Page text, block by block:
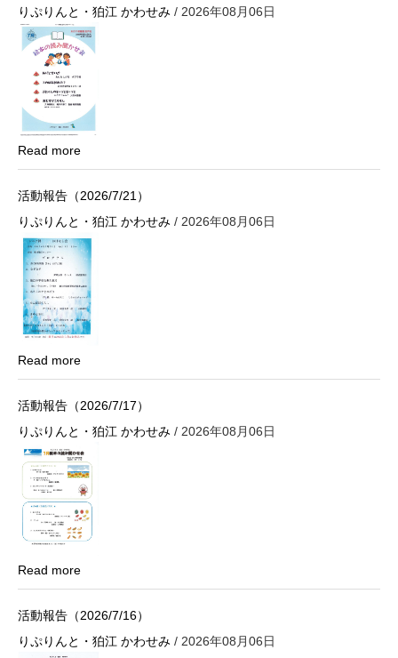
りぷりんと・狛江 かわせみ / 2026年08月06日
Read more
活動報告（2026/7/21）
りぷりんと・狛江 かわせみ / 2026年08月06日
Read more
活動報告（2026/7/17）
りぷりんと・狛江 かわせみ / 2026年08月06日
Read more
活動報告（2026/7/16）
りぷりんと・狛江 かわせみ / 2026年08月06日